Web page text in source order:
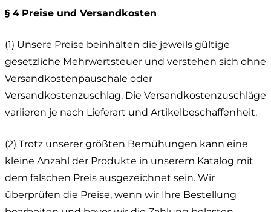
§ 4 Preise und Versandkosten
(1) Unsere Preise beinhalten die jeweils gültige
gesetzliche Mehrwertsteuer und verstehen sich ohne
Versandkostenpauschale oder
Versandkostenzuschlag. Die Versandkostenzuschläge
variieren je nach Lieferart und Artikelbeschaffenheit.
(2) Trotz unserer größten Bemühungen kann eine
kleine Anzahl der Produkte in unserem Katalog mit
dem falschen Preis ausgezeichnet sein. Wir
überprüfen die Preise, wenn wir Ihre Bestellung